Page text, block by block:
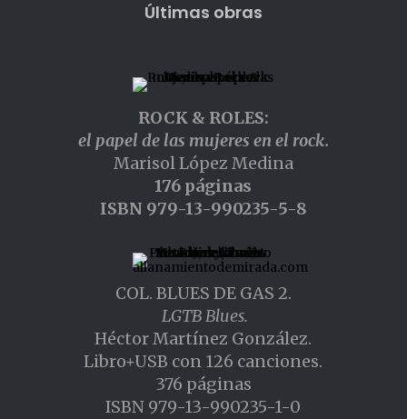
Últimas obras
ROCK & ROLES:
el papel de las mujeres en el rock.
Marisol López Medina
176 páginas
ISBN 979-13-990235-5-8
COL. BLUES DE GAS 2.
LGTB Blues.
Héctor Martínez González.
Libro+USB con 126 canciones.
376 páginas
ISBN 979-13-990235-1-0